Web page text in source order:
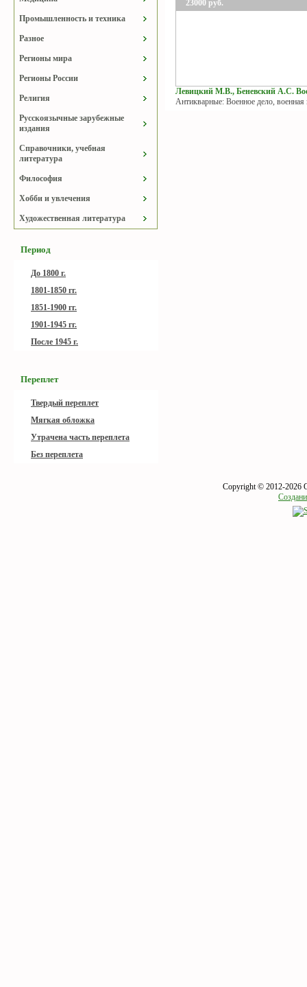
Промышленность и техника
Разное
Регионы мира
Регионы России
Религия
Русскоязычные зарубежные
издания
Справочники, учебная
литература
Философия
Хобби и увлечения
Художественная литература
Период
До 1800 г.
1801-1850 гг.
1851-1900 гг.
1901-1945 гг.
После 1945 г.
Переплет
Твердый переплет
Мягкая обложка
Утрачена часть переплета
Без переплета
23000 руб.
Левицкий М.В., Беневский А.С.
Антикварные: Военное дело, военная
Copyright © 2012-2026